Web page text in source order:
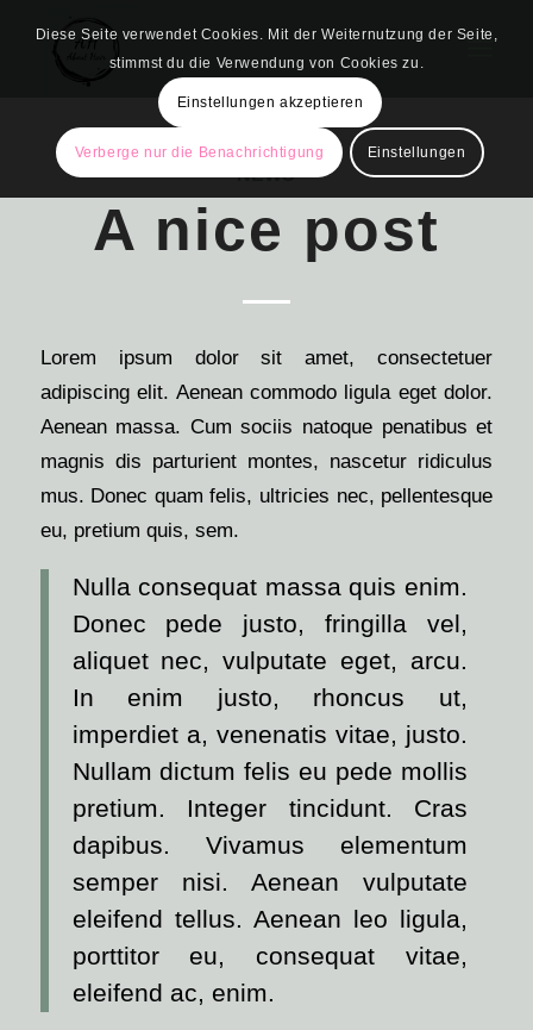
NEWS
A nice post
Lorem ipsum dolor sit amet, consectetuer
adipiscing elit. Aenean commodo ligula eget dolor.
Aenean massa. Cum sociis natoque penatibus et
magnis dis parturient montes, nascetur ridiculus
mus. Donec quam felis, ultricies nec, pellentesque
eu, pretium quis, sem.
Nulla consequat massa quis enim.
Donec pede justo, fringilla vel,
aliquet nec, vulputate eget, arcu.
In enim justo, rhoncus ut,
imperdiet a, venenatis vitae, justo.
Nullam dictum felis eu pede mollis
pretium. Integer tincidunt. Cras
dapibus. Vivamus elementum
semper nisi. Aenean vulputate
eleifend tellus. Aenean leo ligula,
porttitor eu, consequat vitae,
eleifend ac, enim.
Diese Seite verwendet Cookies. Mit der Weiternutzung der Seite,
stimmst du die Verwendung von Cookies zu.
Einstellungen akzeptieren
Verberge nur die Benachrichtigung Einstellungen